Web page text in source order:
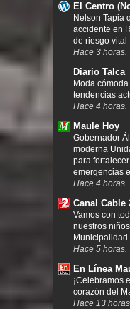
El Centro
Nelson Tapia
accidente en
de riesgo vital
Hace 3 horas.
Diario Talca
Moda
tendencias
Hace 4 horas.
Maule Hoy
Gobernador
moderna
para
emergencias
Hace 4 horas.
Canal Cable
Vamos con
nuestros
Municipalidad
Hace 5 horas.
En Línea
¡Celebramos
corazón del
Hace 13 horas.